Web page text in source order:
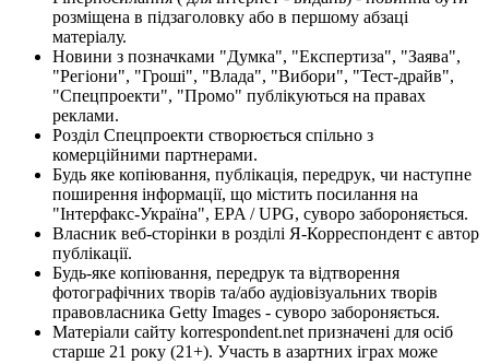
розміщена в підзаголовку або в першому абзаці
матеріалу.
Новини з позначками "Думка", "Експертиза", "Заява",
"Регіони", "Гроші", "Влада", "Вибори", "Тест-драйв",
"Спецпроекти", "Промо" публікуються на правах
реклами.
Розділ Спецпроекти створюється спільно з
комерційними партнерами.
Будь яке копіювання, публікація, передрук, чи наступне
поширення інформації, що містить посилання на
"Інтерфакс-Україна", EPA / UPG, суворо забороняється.
Власник веб-сторінки в розділі Я-Корреспондент є автор
публікації.
Будь-яке копіювання, передрук та відтворення
фотографічних творів та/або аудіовізуальних творів
правовласника Getty Images - суворо забороняється.
Матеріали сайту korrespondent.net призначені для осіб
старше 21 року (21+). Участь в азартних іграх може